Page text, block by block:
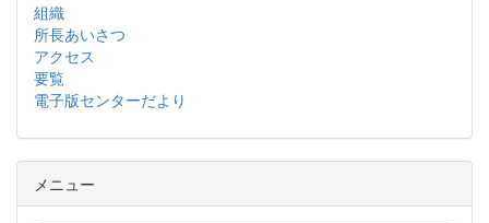
組織
所長あいさつ
アクセス
要覧
電子版センターだより
メニュー